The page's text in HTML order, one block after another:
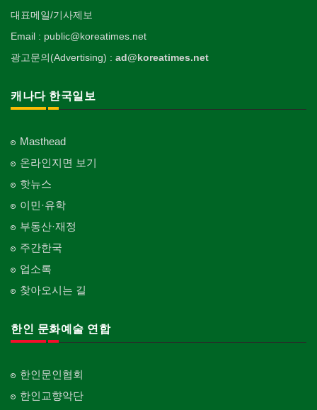
대표메일/기사제보
Email : public@koreatimes.net
광고문의(Advertising) : ad@koreatimes.net
캐나다 한국일보
Masthead
온라인지면 보기
핫뉴스
이민·유학
부동산·재정
주간한국
업소록
찾아오시는 길
한인 문화예술 연합
한인문인협회
한인교향악단